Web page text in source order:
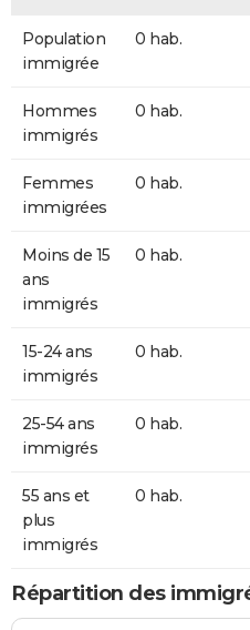
Population
immigrée
0 hab.
Hommes
immigrés
0 hab.
Femmes
immigrées
0 hab.
Moins de 15
ans
immigrés
0 hab.
15-24 ans
immigrés
0 hab.
25-54 ans
immigrés
0 hab.
55 ans et
plus
immigrés
0 hab.
Répartition des